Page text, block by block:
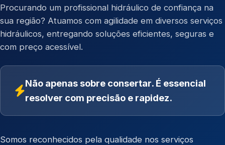
Procurando um profissional hidráulico de confiança na
sua região? Atuamos com agilidade em diversos serviços
hidráulicos, entregando soluções eficientes, seguras e
com preço acessível.
Não apenas sobre consertar. É essencial
resolver com precisão e rapidez.
Somos reconhecidos pela qualidade nos serviços